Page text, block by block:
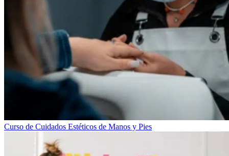
Curso de Cuidados Estéticos de Manos y Pies